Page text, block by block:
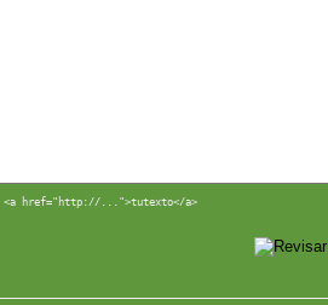
<a href="http://...">tutexto</a>